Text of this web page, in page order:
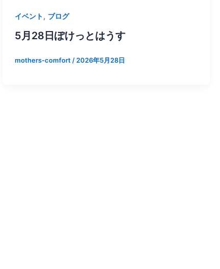
イベント, ブログ
5月28日ぽけっとはうす
mothers-comfort / 2026年5月28日